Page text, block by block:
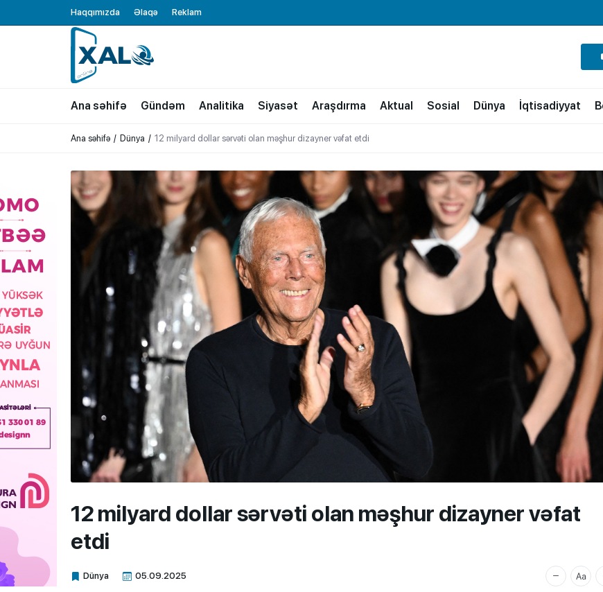
Haqqımızda Əlaqə Reklam
XALQ.ONLINE
ONLAYN PLATFORMA
Ana səhifə Gündəm Analitika Siyasət Araşdırma Aktual Sosial Dünya İqtisadiyyat
Ana səhifə Dünya 12 milyard dollar sərvəti olan məşhur dizayner vəfat etdi
12 milyard dollar sərvəti olan məşhur dizayner vəfat
etdi
Dünya 05.09.2025
Xalq.Online